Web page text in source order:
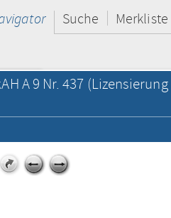
Suche Merkliste
A 9 Nr. 437